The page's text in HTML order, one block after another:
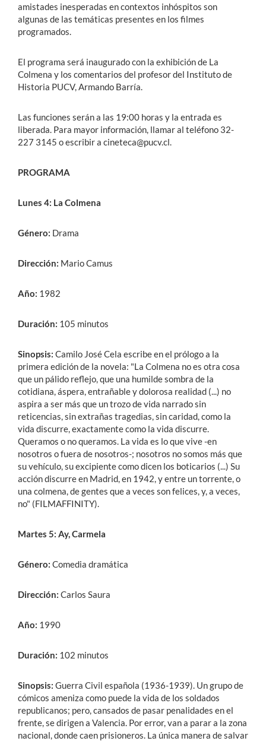
amistades inesperadas en contextos inhóspitos son
algunas de las temáticas presentes en los filmes
programados.
El programa será inaugurado con la exhibición de La
Colmena y los comentarios del profesor del Instituto de
Historia PUCV, Armando Barría.
Las funciones serán a las 19:00 horas y la entrada es
liberada. Para mayor información, llamar al teléfono 32-
227 3145 o escribir a cineteca@pucv.cl.
PROGRAMA
Lunes 4: La Colmena
Género: Drama
Dirección: Mario Camus
Año: 1982
Duración: 105 minutos
Sinopsis: Camilo José Cela escribe en el prólogo a la
primera edición de la novela: "La Colmena no es otra cosa
que un pálido reflejo, que una humilde sombra de la
cotidiana, áspera, entrañable y dolorosa realidad (...) no
aspira a ser más que un trozo de vida narrado sin
reticencias, sin extrañas tragedias, sin caridad, como la
vida discurre, exactamente como la vida discurre.
Queramos o no queramos. La vida es lo que vive -en
nosotros o fuera de nosotros-; nosotros no somos más que
su vehículo, su excipiente como dicen los boticarios (...) Su
acción discurre en Madrid, en 1942, y entre un torrente, o
una colmena, de gentes que a veces son felices, y, a veces,
no" (FILMAFFINITY).
Martes 5: Ay, Carmela
Género: Comedia dramática
Dirección: Carlos Saura
Año: 1990
Duración: 102 minutos
Sinopsis: Guerra Civil española (1936-1939). Un grupo de
cómicos ameniza como puede la vida de los soldados
republicanos; pero, cansados de pasar penalidades en el
frente, se dirigen a Valencia. Por error, van a parar a la zona
nacional, donde caen prisioneros. La única manera de salvar